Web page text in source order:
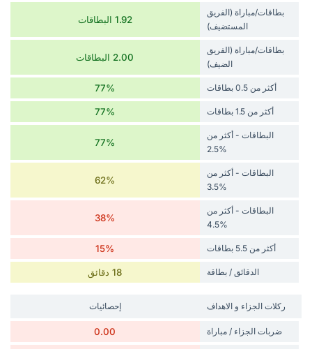
بطاقات/مباراة (الفريق
المستضيف)
1.92 البطاقات
بطاقات/مباراة (الفريق
الضيف)
2.00 البطاقات
أكثر من 0.5 بطاقات 77%
أكثر من 1.5 بطاقات 77%
البطاقات - أكثر من
%2.5
77%
البطاقات - أكثر من
%3.5
62%
البطاقات - أكثر من
%4.5
38%
أكثر من 5.5 بطاقات 15%
الدقائق / بطاقة 18 دقائق
‏ركلات الجزاء و الاهداف إحصائيات
ضربات الجزاء / مباراة 0.00